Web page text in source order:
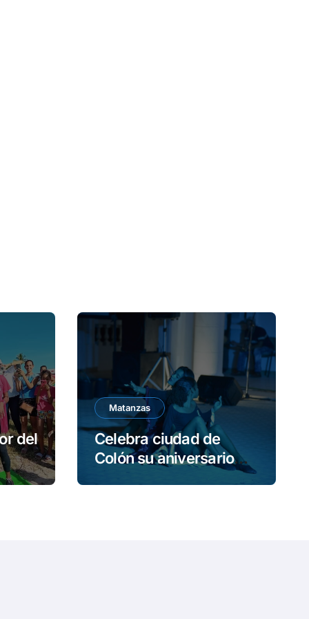
del
Matanzas
Celebra ciudad de
Colón su aniversario